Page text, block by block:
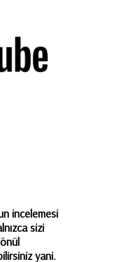
incelemesi
sizi
yani.